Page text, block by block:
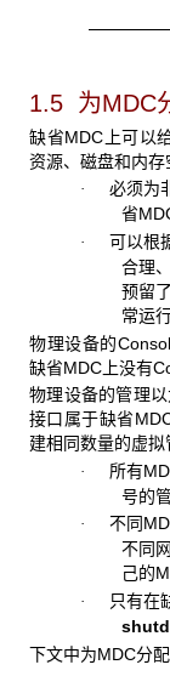
1.5 为MDC
缺省MDC 上可以
资源、磁盘和内存
· 必须为
省
· 可以根
合理
预留
常运行
物理设备的
缺省MDC上没有
物理设备的管理
接口属于缺省
建相同数量的虚拟
· 所有
号的
· 不同
不同
己的
· 只有在缺
下文中为MDC分